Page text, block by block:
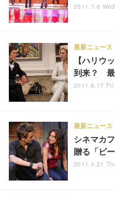
2011.7.6
【ハリウ
到来？ 最
最新ニュース
2011.6.17 Fri
シネマカ
贈る「ビ
最新ニュース
2011.4.21